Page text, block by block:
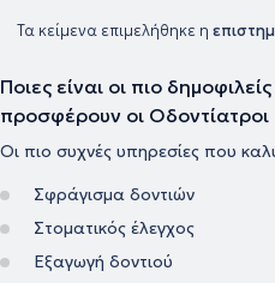
Τα κείμενα επιμελήθηκε η
Ποιες είναι οι πιο
προσφέρουν οι
Οι πιο συχνές υπηρεσίες που
Σφράγισμα δοντιών
Στοματικός έλεγχος
Εξαγωγή δοντιού